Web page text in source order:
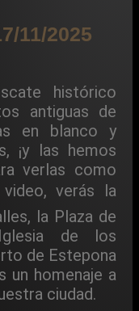
11/2025
histórico
antiguas de
en blanco y
¡y las hemos
verlas como
verás la
la Plaza de
de los
de Estepona
un homenaje a
ciudad.